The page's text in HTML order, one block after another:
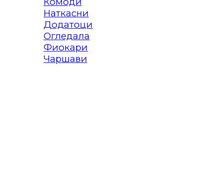
Наткасни
Додатоци
Огледала
Фиокари
Чаршави